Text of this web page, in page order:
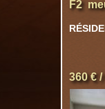
F2
360 €